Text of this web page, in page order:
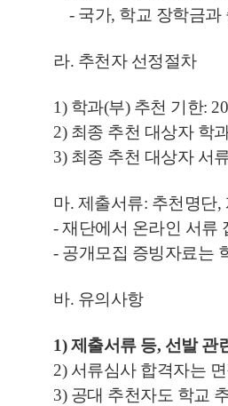
- 국가, 학교 장학금과
라. 추천자 선정절차
1) 학과(부) 추천 기한:
2) 최종 추천 대상자 학
3) 최종 추천 대상자 서
마. 제출서류: 추천명단
- 재단에서 온라인 서류
- 공개모집 증빙자료는
바. 유의사항
1)제출서류 등, 선발 관
2) 서류심사 합격자는
3) 공대 추천자도 학교